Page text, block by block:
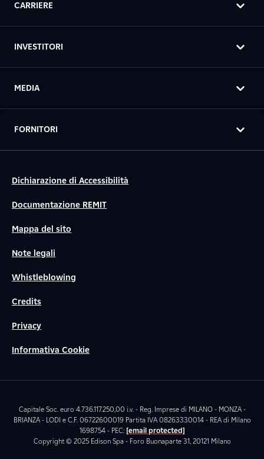
CARRIERE
INVESTITORI
MEDIA
FORNITORI
Dichiarazione di Accessibilità
Documentazione REMIT
Mappa del sito
Note legali
Whistleblowing
Credits
Privacy
Informativa Cookie
Capitale Soc. euro 4.736.117.250,00 i.v. - Reg. Imprese di MILANO - MONZA -
BRIANZA - LODI e C.F. 06722600019 Partita IVA 08263330014 - REA di Milano
1698754 - PEC: [email protected]
Copyright © 2025 Edison Spa - Foro Buonaparte 31, 20121 Milano